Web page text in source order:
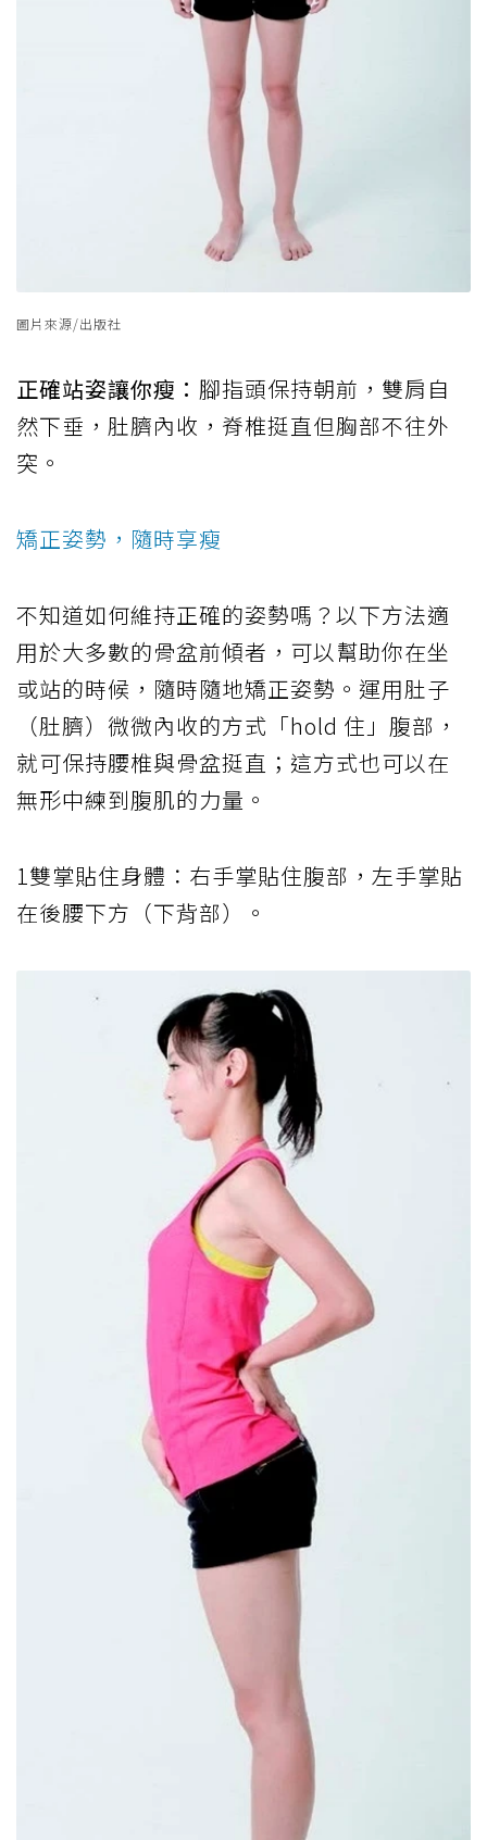
圖片來源/出版社
正確站姿讓你瘦： 腳指頭保持朝前，雙肩自
然下垂，肚臍內收，脊椎挺直但胸部不往外
突。
矯正姿勢，隨時享瘦
不知道如何維持正確的姿勢嗎？以下方法適
用於大多數的骨盆前傾者，可以幫助你在坐
或站的時候，隨時隨地矯正姿勢。運用肚子
（肚臍）微微內收的方式「hold 住」腹部，
就可保持腰椎與骨盆挺直；這方式也可以在
無形中練到腹肌的力量。
1雙掌貼住身體：右手掌貼住腹部，左手掌貼
在後腰下方（下背部）。